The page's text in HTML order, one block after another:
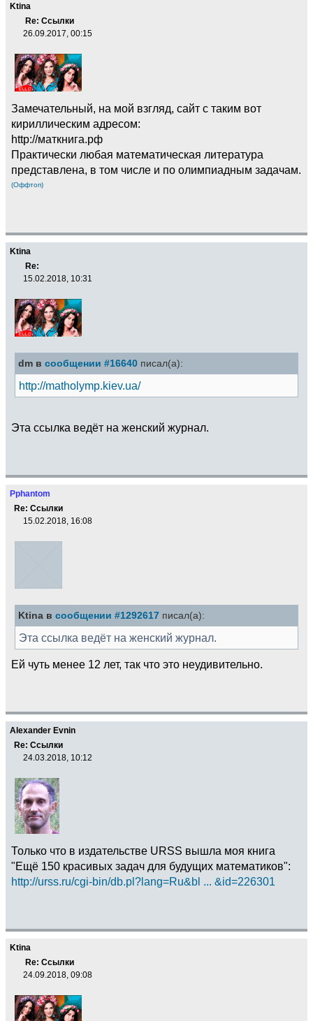
Ktina
Re: Ссылки
26.09.2017, 00:15
Замечательный, на мой взгляд, сайт с таким вот
кириллическим адресом:
http://маткнига.рф
Практически любая математическая литература
представлена, в том числе и по олимпиадным задачам.
(Оффтоп)
Ktina
Re:
15.02.2018, 10:31
dm в сообщении #16640 писал(а):
http://matholymp.kiev.ua/
Эта ссылка ведёт на женский журнал.
Pphantom
Re: Ссылки
15.02.2018, 16:08
Ktina в сообщении #1292617 писал(а):
Эта ссылка ведёт на женский журнал.
Ей чуть менее 12 лет, так что это неудивительно.
Alexander Evnin
Re: Ссылки
24.03.2018, 10:12
Только что в издательстве URSS вышла моя книга
"Ещё 150 красивых задач для будущих математиков":
http://urss.ru/cgi-bin/db.pl?lang=Ru&bl ... &id=226301
Ktina
Re: Ссылки
24.09.2018, 09:08